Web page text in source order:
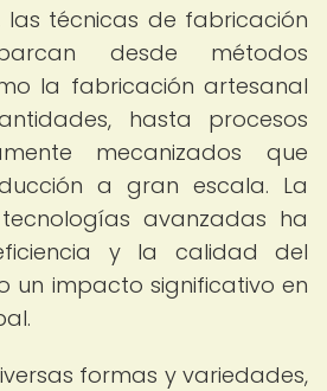
las técnicas de fabricación
desde métodos
la fabricación artesanal
hasta procesos
mecanizados que
a gran escala. La
avanzadas ha
y la calidad del
un impacto significativo en
formas y variedades,